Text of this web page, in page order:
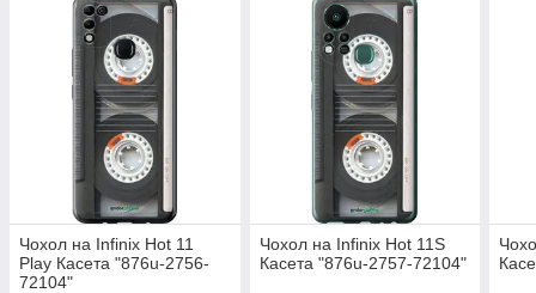
Чохол на Infinix Hot 11
Play Касета "876u-2756-
72104"
Чохол на Infinix Hot 11S
Касета "876u-2757-72104"